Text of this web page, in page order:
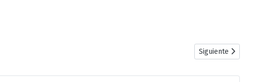
Artículo
Siguiente